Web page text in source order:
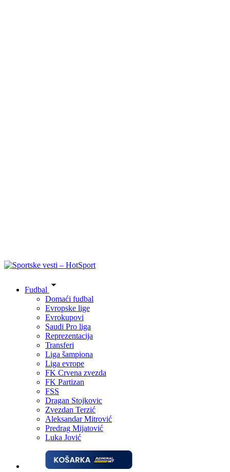
Fudbal
Domaći fudbal
Evropske lige
Evrokupovi
Saudi Pro liga
Reprezentacija
Transferi
Liga šampiona
Liga evrope
FK Crvena zvezda
FK Partizan
FSS
Dragan Stojkovic
Zvezdan Terzić
Aleksandar Mitrović
Predrag Mijatović
Luka Jović